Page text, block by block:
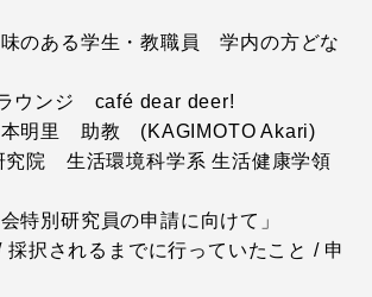
のある学生・教職員 学内の方どな
ウンジ café dear deer!
本明里 助教 (KAGIMOTO Akari)
究院 生活環境科学系 生活健康学領
特別研究員の申請に向けて」
採択されるまでに行っていたこと / 申